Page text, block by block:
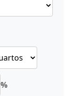
%